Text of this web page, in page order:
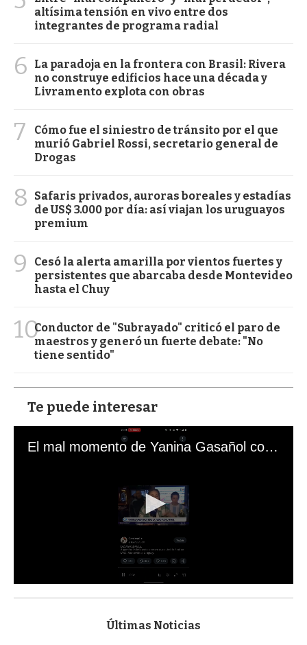
altísima tensión en vivo entre dos
integrantes de programa radial
6
La paradoja en la frontera con Brasil: Rivera
no construye edificios hace una década y
Livramento explota con obras
7
Cómo fue el siniestro de tránsito por el que
murió Gabriel Rossi, secretario general de
Drogas
8
Safaris privados, auroras boreales y estadías
de US$ 3.000 por día: así viajan los uruguayos
premium
9
Cesó la alerta amarilla por vientos fuertes y
persistentes que abarcaba desde Montevideo
hasta el Chuy
10Conductor de "Subrayado" criticó el paro de
maestros y generó un fuerte debate: "No
tiene sentido"
Te puede interesar
El mal momento de Yanina Gasañol con un hincha argentino en "Subrayado"
s
Últimas Noticias